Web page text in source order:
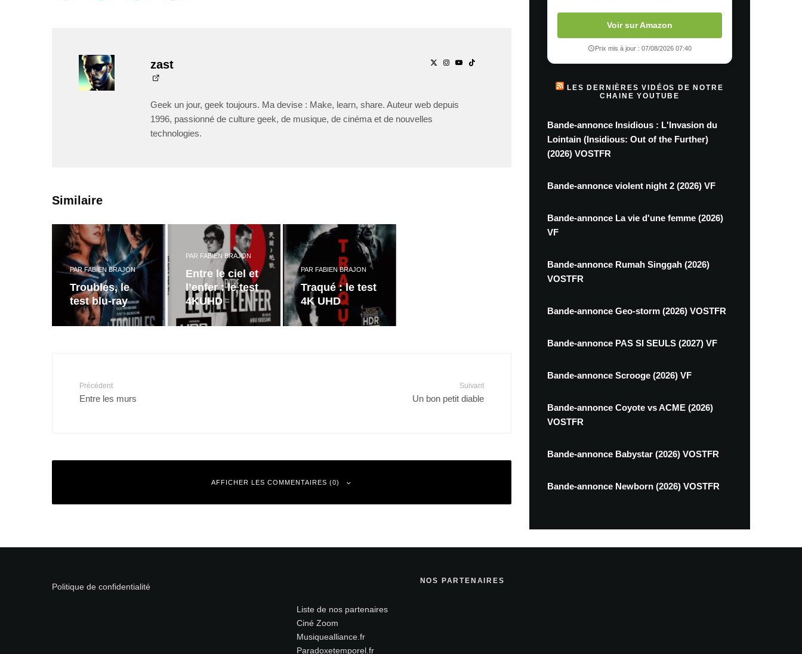
zast
Geek un jour, geek toujours. Ma devise : Make, learn, share. Auteur web depuis
1996, passionné de culture geek, de musique, de cinéma et de nouvelles
technologies.
Similaire
PARFABIEN BRAJON
Troubles, le
test blu-ray
PAR FABIEN BRAJON
Entre le ciel et
l’enfer : le test
4KUHD
PAR FABIEN BRAJON
Traqué : le test
4K UHD
Précédent
Entre les murs
Suivant
Un bon petit diable
AFFICHER LES COMMENTAIRES (0)
Commentaire
Voir sur Amazon
Prix mis à jour : 07/08/2026 07:40
LES DERNIÈRES VIDÉOS DE NOTRE
CHAINE YOUTUBE
Bande-annonce Insidious : L'Invasion du
Lointain (Insidious: Out of the Further)
(2026) VOSTFR
Bande-annonce violent night 2 (2026) VF
Bande-annonce La vie d'une femme (2026)
VF
Bande-annonce Rumah Singgah (2026)
VOSTFR
Bande-annonce Geo-storm (2026) VOSTFR
Bande-annonce PAS SI SEULS (2027) VF
Bande-annonce Scrooge (2026) VF
Bande-annonce Coyote vs ACME (2026)
VOSTFR
Bande-annonce Babystar (2026) VOSTFR
Bande-annonce Newborn (2026) VOSTFR
Politique de confidentialité
NOS PARTENAIRES
Liste de nos partenaires
Ciné Zoom
Musiquealliance.fr
Paradoxetemporel.fr